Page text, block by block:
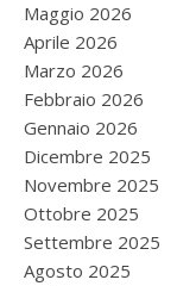
Maggio 2026
Aprile 2026
Marzo 2026
Febbraio 2026
Gennaio 2026
Dicembre 2025
Novembre 2025
Ottobre 2025
Settembre 2025
Agosto 2025